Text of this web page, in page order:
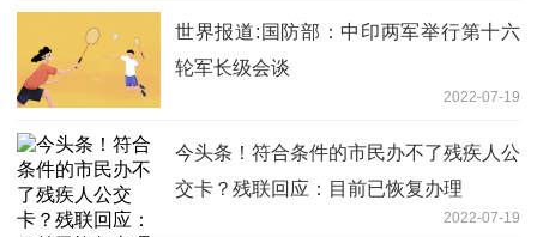
世界报道:国防部：中印两军举行第十六
轮军长级会谈
2022-07-19
今头条！符合条件的市民办不了残疾人公
交卡？残联回应：目前已恢复办理
2022-07-19